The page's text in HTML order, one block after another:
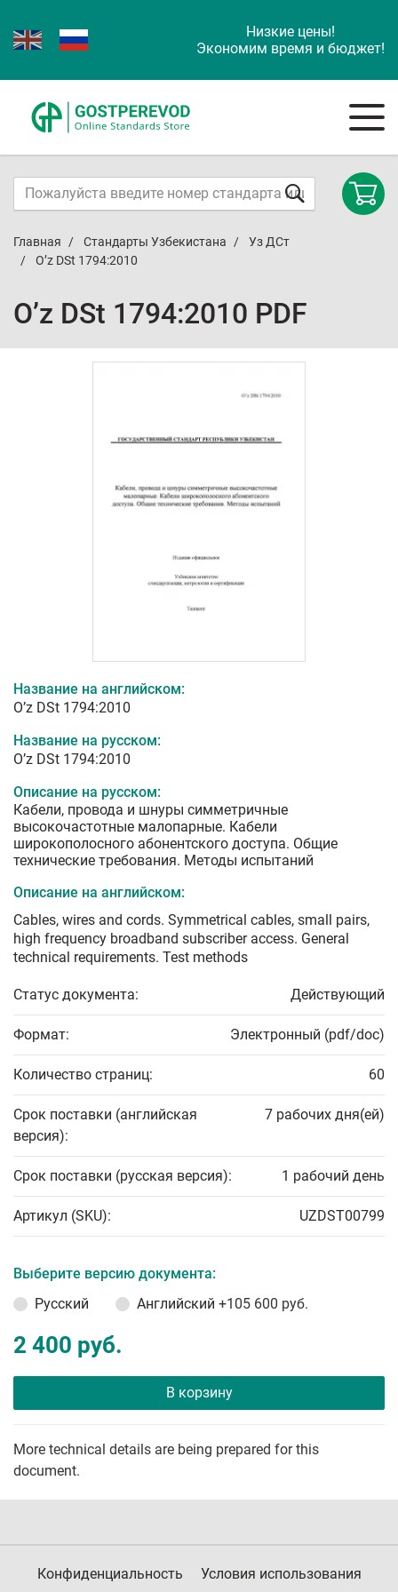
Низкие цены!
Экономим время и бюджет!
Главная Стандарты Узбекистана
Уз ДСт
O’z DSt 1794:2010
O’z DSt 1794:2010 PDF
Название на английском:
O’z DSt 1794:2010
Название на русском:
O’z DSt 1794:2010
Описание на русском:
Кабели, провода и шнуры симметричные
высокочастотные малопарные. Кабели
широкополосного абонентского доступа. Общие
технические требования. Методы испытаний
Описание на английском:
Cables, wires and cords. Symmetrical cables, small pairs,
high frequency broadband subscriber access. General
technical requirements. Test methods
Статус документа: Действующий
Формат: Электронный (pdf/doc)
Количество страниц: 60
Срок поставки (английская
версия):
7 рабочих дня(ей)
Срок поставки (русская версия): 1 рабочий день
Артикул (SKU): UZDST00799
Выберите версию документа:
Русский
Английский +105 600 руб.
2 400 руб.
В корзину
More technical details are being prepared for this
document.
Конфиденциальность Условия использования